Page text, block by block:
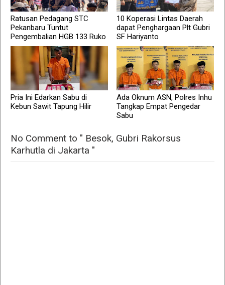
Ratusan Pedagang STC
Pekanbaru Tuntut
Pengembalian HGB 133 Ruko
10 Koperasi Lintas Daerah
dapat Penghargaan Plt Gubri
SF Hariyanto
Pria Ini Edarkan Sabu di
Kebun Sawit Tapung Hilir
Ada Oknum ASN, Polres Inhu
Tangkap Empat Pengedar
Sabu
No Comment to " Besok, Gubri Rakorsus
Karhutla di Jakarta "